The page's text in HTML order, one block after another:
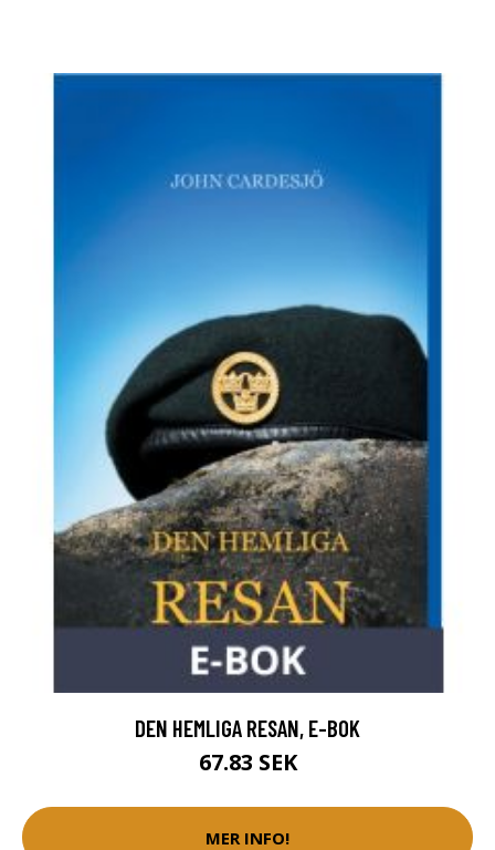
DEN HEMLIGA RESAN, E-BOK
67.83 SEK
MER INFO!